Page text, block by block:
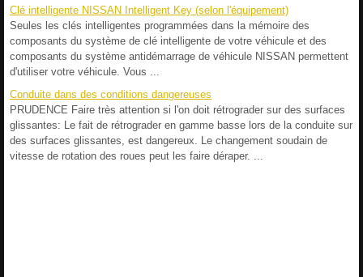
Clé intelligente NISSAN Intelligent Key (selon l'équipement)
Seules les clés intelligentes programmées dans la mémoire des
composants du système de clé intelligente de votre véhicule et des
composants du système antidémarrage de véhicule NISSAN permettent
d'utiliser votre véhicule. Vous ...
Conduite dans des conditions dangereuses
PRUDENCE Faire très attention si l'on doit rétrograder sur des surfaces
glissantes: Le fait de rétrograder en gamme basse lors de la conduite sur
des surfaces glissantes, est dangereux. Le changement soudain de
vitesse de rotation des roues peut les faire déraper. ...